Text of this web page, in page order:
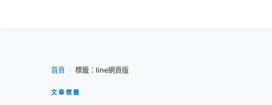
首頁 › 標籤：line網頁版
文章標籤